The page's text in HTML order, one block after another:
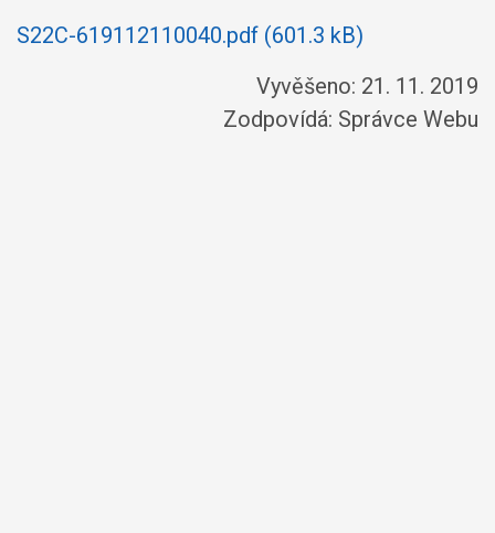
S22C-619112110040.pdf (601.3 kB)
Vyvěšeno: 21. 11. 2019
Zodpovídá: Správce Webu